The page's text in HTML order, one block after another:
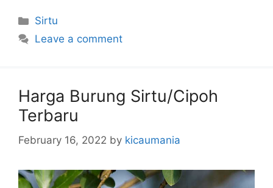
Categories
Sirtu
Leave a comment
Harga Burung Sirtu/Cipoh
Terbaru
February 16, 2022 by kicaumania